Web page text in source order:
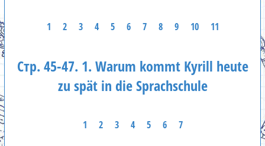
1 2 3 4 5 6 7 8 9 10 11
Стр. 45-47. 1. Warum kommt Kyrill heute
zu spät in die Sprachschule
1 2 3 4 5 6 7